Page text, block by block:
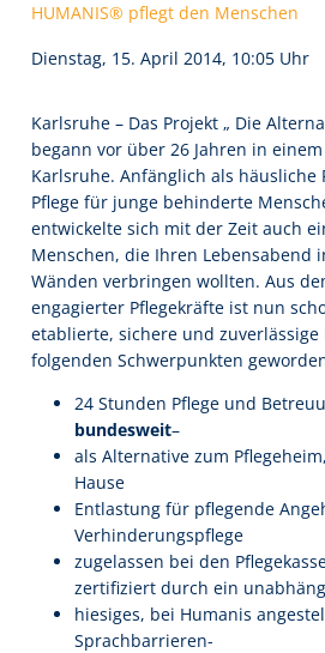
HUMANIS® pflegt den Menschen
Dienstag, 15. April 2014, 10:05 Uhr
Karlsruhe – Das Projekt „ Die
begann vor über 26 Jahren in
Karlsruhe. Anfänglich als häusliche
Pflege für junge behinderte
entwickelte sich mit der Zeit auch
Menschen, die Ihren Lebensabend
Wänden verbringen wollten. Aus
engagierter Pflegekräfte ist nun
etablierte, sichere und
folgenden Schwerpunkten
24 Stunden Pflege und
bundesweit–
als Alternative zum
Hause
Entlastung für pflegende
Verhinderungspflege
zugelassen bei den
zertifiziert durch ein
hiesiges, bei Humanis
Sprachbarrieren-